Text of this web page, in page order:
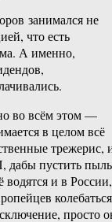
занимался не
что есть
А именно,
во всём этом —
в целом всё
трежерис,
дабы пустить пыль
и в России,
колебаться
просто